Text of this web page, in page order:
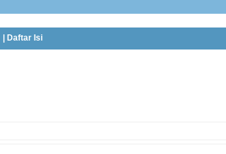
| Daftar Isi